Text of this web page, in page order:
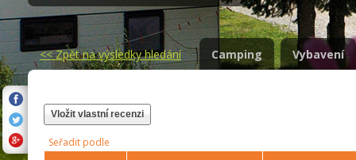
<<Zpět na výsledky hledání Camping Vybavení
Vložit vlastní recenzi
Seřadit podle